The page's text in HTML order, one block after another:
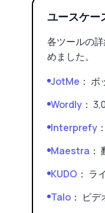
ユースケー
各ツールの
めました。
JotMe ：
Wordly：
Interprefy
Maestra
KUDO ： ラ
Talo： ビデ